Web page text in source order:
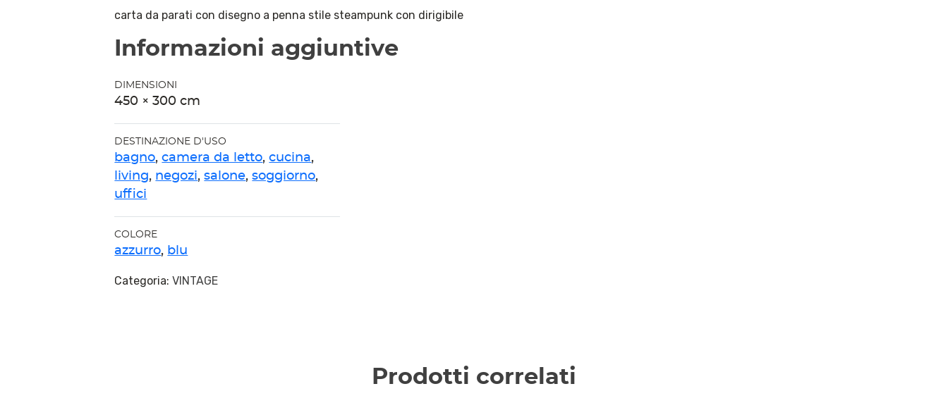
carta da parati con disegno a penna stile steampunk con dirigibile
Informazioni aggiuntive
DIMENSIONI
450 × 300 cm
DESTINAZIONE D'USO
bagno,camera da letto,cucina,
living, negozi,salone,soggiorno,
uffici
COLORE
azzurro, blu
Categoria:VINTAGE
Prodotti correlati